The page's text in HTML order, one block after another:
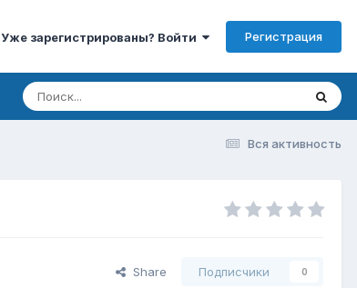
Уже зарегистрированы? Войти Регистрация
Вся активность
Share Подписчики 0